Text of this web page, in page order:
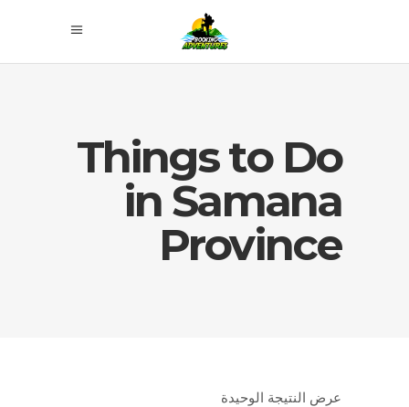
Things to Do
in Samana
Province
عرض النتيجة الوحيدة